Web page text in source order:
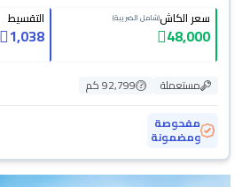
سعر الكاش(شامل الضريبة)
48,000
التقسيط
1,038
مستعملة
92,799 كم
مفحوصة
ومضمونة